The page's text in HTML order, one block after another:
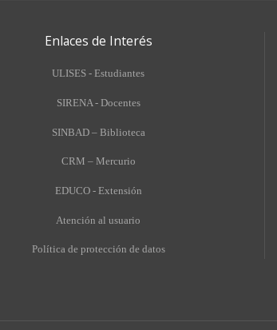
Enlaces de Interés
ULISES - Estudiantes
SIRENA - Docentes
SINBAD – Biblioteca
CRM – Mercurio
EDUCO - Extensión
Atención al usuario
Política de protección de datos